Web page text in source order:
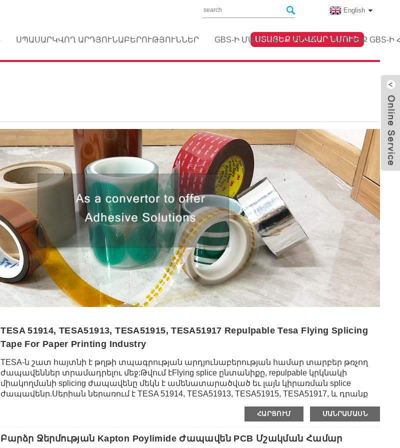
English
ՍՊԱՍԱՐԿՎՈՂ ԱՐԴՅՈՒՆԱԲԵՐՈՒԹՅՈՒՆՆԵՐ GBS-Ի ՄԱՍԻՆ ԲԼՈԳ ԿԱՊՎԵՔ GBS-Ի
ՍՏԱՑԵՔ ԱՆՎՃԱՐ ՆՄՈՒՇ
TESA 51914, TESA51913, TESA51915, TESA51917 Repulpable Tesa Flying Splicing
Tape For Paper Printing Industry
TESA-ն շատ հայտնի է թղթի տպագրության արդյունաբերության համար տարբեր թռչող
ժապավեններ տրամադրելու մեջ:Թվում էFlying splice ընտանիքը, repulpable կրկնակի
միակողմանի splicing ժապավենը մեկն է ամենատարածված եւ լայն կիրառման splice
ժապավենը.Սերիան ներառում է TESA 51914, TESA51913, TESA51915, TESA51917, և դրանք
սոսինձով:Հաստությունը տատանվում է 50 մմ-ից մինչև 120 մմ:Նրանք ունեն կպչունության
ուժ և լավ ցողունակություն ամբողջ pH միջակայքում (pH3–pH9):Նրանք սովորաբար
օգտագործվում են որպես թռչող կապեր թղթի արտադրության և թղթի փոխակերպման
ՀԱՐՑՈՒՄ ՄԱՆՐԱՄԱՍՆ
Բարձր Ջերմության Kapton Poylimide Ժապավեն PCB Մշակման Համար